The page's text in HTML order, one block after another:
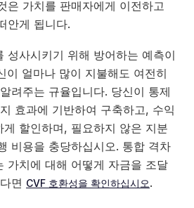
은 가치를 판매자에게 이전하고
안게 됩니다.
성사시키기 위해 방어하는 예측이
이 얼마나 많이 지불해도 여전히
려주는 규율입니다. 당신이 통제
효과에 기반하여 구축하고, 수익
할인하며, 필요하지 않은 지분
비용을 충당하십시오. 통합 격차
가치에 대해 어떻게 자금을 조달
면 CVF 호환성을 확인하십시오.